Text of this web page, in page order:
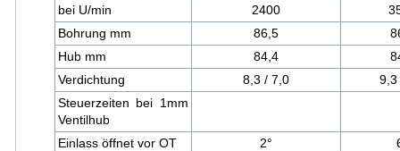
bei U/min
2400
Bohrung mm
86,5
Hub mm
84,4
Verdichtung
8,3 / 7,0
9,3
Steuerzeiten bei 1mm
Ventilhub
Einlass öffnet vor OT
2°